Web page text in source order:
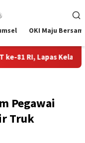
OKI Maju
Bersih-Bersih
Pegawai
Truk